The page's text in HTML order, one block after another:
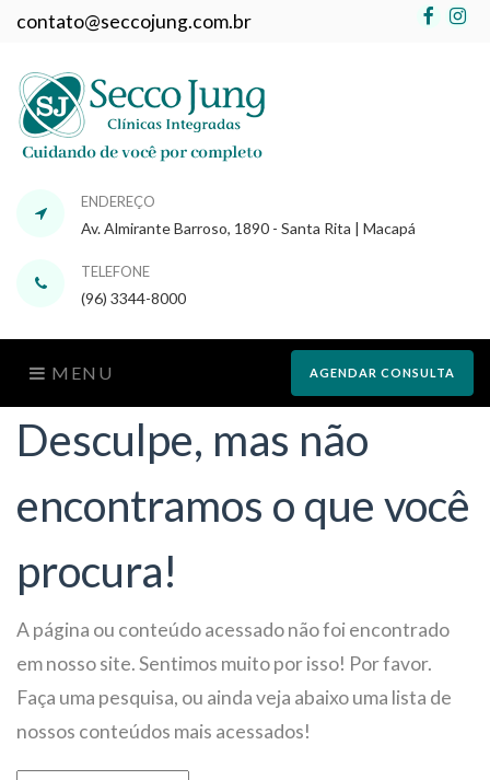
contato@seccojung.com.br
ENDEREÇO
Av. Almirante Barroso, 1890 - Santa Rita | Macapá
TELEFONE
(96) 3344-8000
MENU AGENDAR CONSULTA
Desculpe, mas não
encontramos o que você
procura!
A página ou conteúdo acessado não foi encontrado
em nosso site. Sentimos muito por isso! Por favor.
Faça uma pesquisa, ou ainda veja abaixo uma lista de
nossos conteúdos mais acessados!